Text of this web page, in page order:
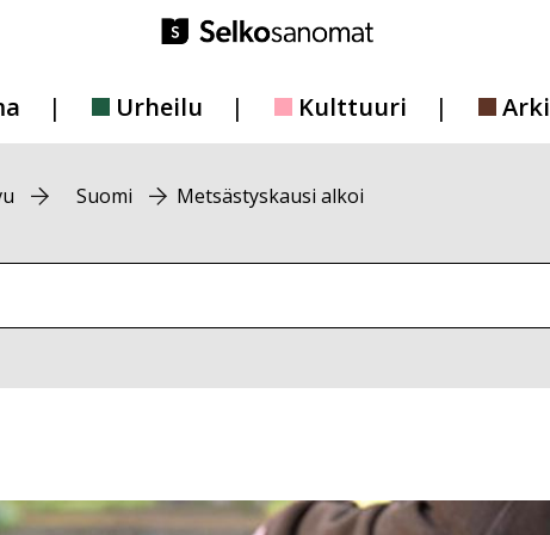
Urheilu Kulttuuri Arki
Suomi Metsästyskausi alkoi